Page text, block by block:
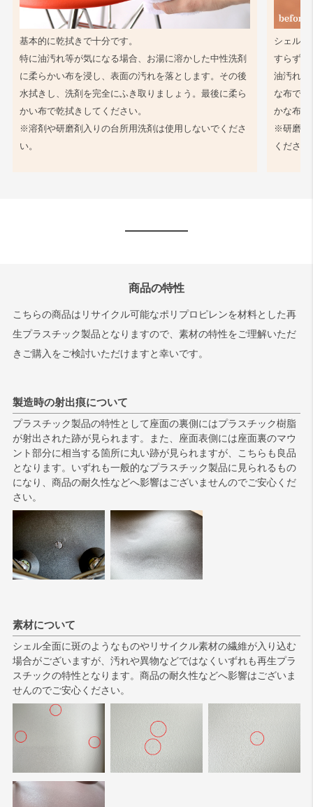
基本的に乾拭きで十分です。
特に油汚れ等が気になる場合、お湯に溶かした中性洗剤
に柔らかい布を浸し、表面の汚れを落とします。その後
水拭きし、洗剤を完全にふき取りましょう。最後に柔ら
かい布で乾拭きしてください。
※溶剤や研磨剤入りの台所用洗剤は使用しないでくださ
い。
シェル同
すらず、
油汚れ等
な布で軽
かな布で
※研磨剤
ください
商品の特性
こちらの商品はリサイクル可能なポリプロピレンを材料とした再
生プラスチック製品となりますので、素材の特性をご理解いただ
きご購入をご検討いただけますと幸いです。
製造時の射出痕について
プラスチック製品の特性として座面の裏側にはプラスチック樹脂
が射出された跡が見られます。また、座面表側には座面裏のマウ
ント部分に相当する箇所に丸い跡が見られますが、こちらも良品
となります。いずれも一般的なプラスチック製品に見られるもの
になり、商品の耐久性などへ影響はございませんのでご安心くだ
さい。
素材について
シェル全面に斑のようなものやリサイクル素材の繊維が入り込む
場合がございますが、汚れや異物などではなくいずれも再生プラ
スチックの特性となります。商品の耐久性などへ影響はございま
せんのでご安心ください。